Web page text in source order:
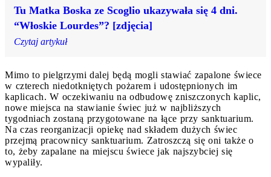
Tu Matka Boska ze Scoglio ukazywała się 4 dni.
“Włoskie Lourdes”? [zdjęcia]
Czytaj artykuł
Mimo to pielgrzymi dalej będą mogli stawiać zapalone świece
w czterech niedotkniętych pożarem i udostępnionych im
kaplicach. W oczekiwaniu na odbudowę zniszczonych kaplic,
nowe miejsca na stawianie świec już w najbliższych
tygodniach zostaną przygotowane na łące przy sanktuarium.
Na czas reorganizacji opiekę nad składem dużych świec
przejmą pracownicy sanktuarium. Zatroszczą się oni także o
to, żeby zapalane na miejscu świece jak najszybciej się
wypaliły.